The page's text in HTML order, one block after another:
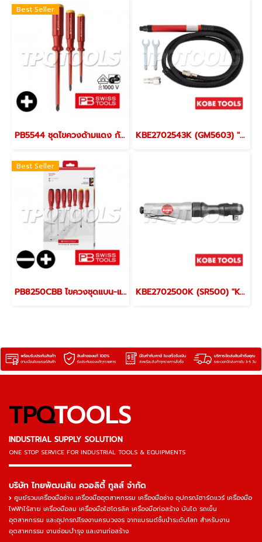
Best Seller
PB5544 ชุดไขควงด้ามแดง กันไฟ 3 ตัว/ชุด VDE ปากแฉกเบอร์ 1,2,3 PB SWISS TOOLS KBE2702543K (GM5603) "KOBE" ชุดเครื่องเจียร์ลม 3 มม. 56000 รอบ AIR MICRO AIR DIE GRINDER 3 MM. "KOBETOOLS" สินค้าประเทศอังกฤษ
Best Seller
PB8250CBB ไขควงชุดแบน-แฉก 7 ตัวชุด+กล่องกระดาษรุ่นใหม่ PB SWISS TOOLS KBE2702500K (SR500) "KOBE" ด้ามฟรีลม 4 หุน (1/2") SPEED RATCHETS AIR 1/2" "KOBETOOLS" สินค้าประเทศอังกฤษ
TPQTOOLS
INDUSTRIAL SUPPLY SOLUTION
ONE STOP SERVICE FOR INDUSTRIAL TOOLS & EQUIPMENTS
▬▬▬▬▬▬▬▬▬▬▬▬▬▬▬
บริษัท ไทยพัฒนสิน ควอลิตี้ ทูลส์ จำกัด
ศูนย์รวมเครื่องมือช่าง เครื่องมืออุตสาหกรรม เครื่องมือช่าง อุปกรณ์ฮาร์ดแวร์ เครื่องมือ
ไฟฟ้าไร้สาย เครื่องมือลม เครื่องมือไฮโดรลิค เครื่องมือก่อสร้าง บันได รถเข็น
อุตสาหกรรม และอุปกรณ์โรงงานครบวงจร จากแบรนด์ชั้นนำระดับโลก สำหรับงาน
อุตสาหกรรม งานซ่อมบำรุง และงานก่อสร้าง